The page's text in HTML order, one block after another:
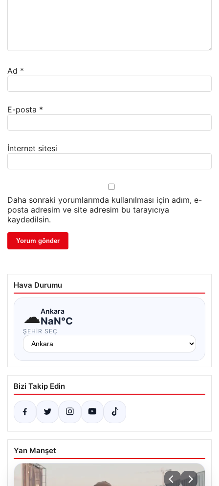
Ad *
E-posta *
İnternet sitesi
Daha sonraki yorumlarımda kullanılması için adım, e-
posta adresim ve site adresim bu tarayıcıya
kaydedilsin.
Hava Durumu
☁Ankara
NaN°C
ŞEHIR SEÇ
Bizi Takip Edin
Yan Manşet